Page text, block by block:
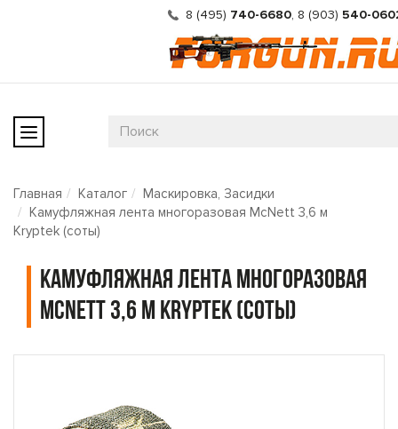
8 (495) 740-6680, 8 (903) 540-
Главная Каталог
Маскировка, Засидки
Камуфляжная лента многоразовая McNett 3,6 м
Kryptek (соты)
Камуфляжная лента многоразовая
McNett 3,6 м Kryptek (соты)